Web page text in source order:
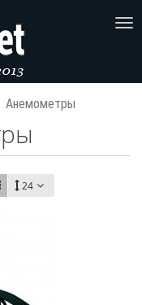
Анемометры
24